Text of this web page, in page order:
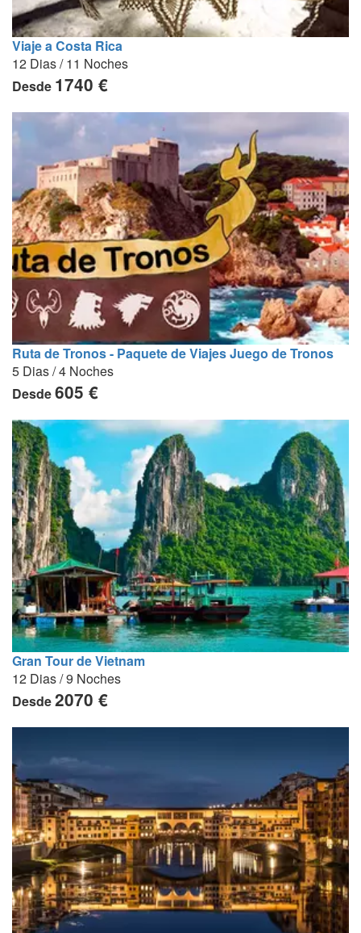
Viaje a Costa Rica
12 Dias / 11 Noches
Desde 1740 €
Ruta de Tronos - Paquete de Viajes Juego de Tronos
5 Dias / 4 Noches
Desde605 €
Gran Tour de Vietnam
12 Dias / 9 Noches
Desde2070 €